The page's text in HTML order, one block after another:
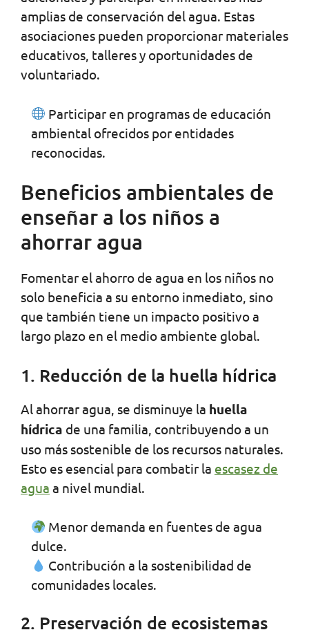
amplias de conservación del agua. Estas
asociaciones pueden proporcionar materiales
educativos, talleres y oportunidades de
voluntariado.
Participar en programas de educación
ambiental ofrecidos por entidades
reconocidas.
Beneficios ambientales de
enseñar a los niños a
ahorrar agua
Fomentar el ahorro de agua en los niños no
solo beneficia a su entorno inmediato, sino
que también tiene un impacto positivo a
largo plazo en el medio ambiente global.
1. Reducción de la huella hídrica
Al ahorrar agua, se disminuye la huella
hídrica de una familia, contribuyendo a un
uso más sostenible de los recursos naturales.
Esto es esencial para combatir la escasez de
agua a nivel mundial.
Menor demanda en fuentes de agua
dulce.
Contribución a la sostenibilidad de
comunidades locales.
2. Preservación de ecosistemas